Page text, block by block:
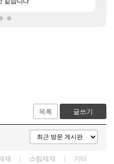
목록 글쓰기
재 스팀제재 기타